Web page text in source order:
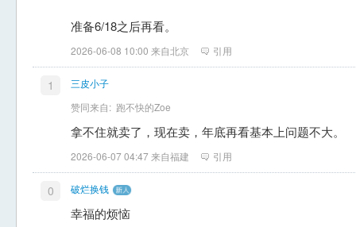
准备6/18之后再看。
2026-06-08 10:00 来自北京 引用
1
三皮小子
赞同来自: 跑不快的Zoe
拿不住就卖了，现在卖，年底再看基本上问题不大。
2026-06-07 04:47 来自福建 引用
0 破烂换钱
幸福的烦恼